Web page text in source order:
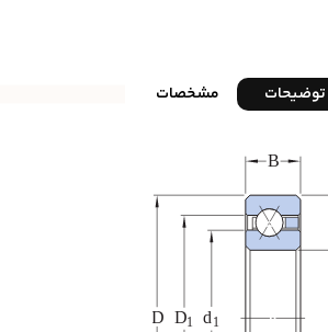
توضیحات مشخصات